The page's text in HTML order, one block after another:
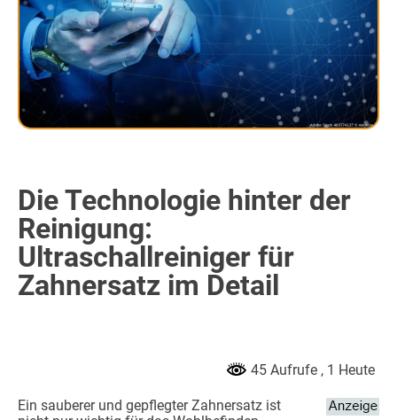
Die Technologie hinter der
Reinigung:
Ultraschallreiniger für
Zahnersatz im Detail
45 Aufrufe , 1 Heute
Ein sauberer und gepflegter Zahnersatz ist